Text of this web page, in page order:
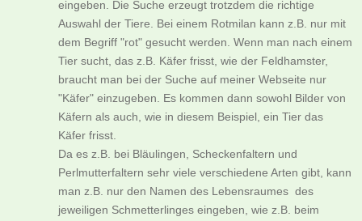
eingeben. Die Suche erzeugt trotzdem die richtige
Auswahl der Tiere. Bei einem Rotmilan kann z.B. nur mit
dem Begriff "rot" gesucht werden. Wenn man nach einem
Tier sucht, das z.B. Käfer frisst, wie der Feldhamster,
braucht man bei der Suche auf meiner Webseite nur
"Käfer" einzugeben. Es kommen dann sowohl Bilder von
Käfern als auch, wie in diesem Beispiel, ein Tier das
Käfer frisst.
Da es z.B. bei Bläulingen, Scheckenfaltern und
Perlmutterfaltern sehr viele verschiedene Arten gibt, kann
man z.B. nur den Namen des Lebensraumes des
jeweiligen Schmetterlinges eingeben, wie z.B. beim